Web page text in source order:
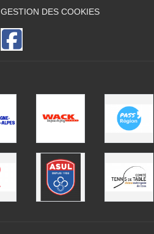
GESTION DES COOKIES